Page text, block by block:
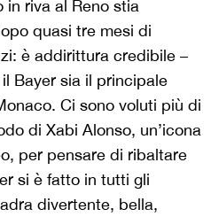
in riva al Reno stia
quasi tre mesi di
è addirittura credibile –
Bayer sia il principale
Ci sono voluti più di
di Xabi Alonso, un’icona
per pensare di ribaltare
si è fatto in tutti gli
divertente, bella,